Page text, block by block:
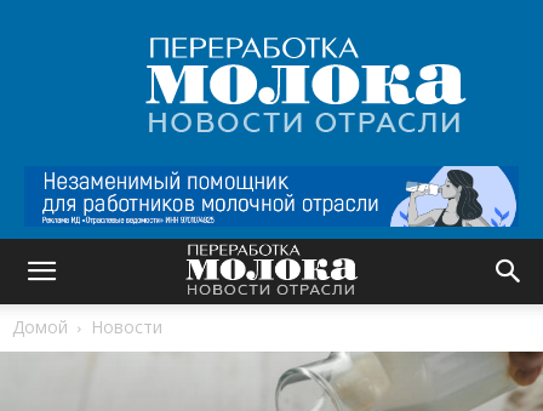
Переработка
молока
|
Новости
Домой Новости